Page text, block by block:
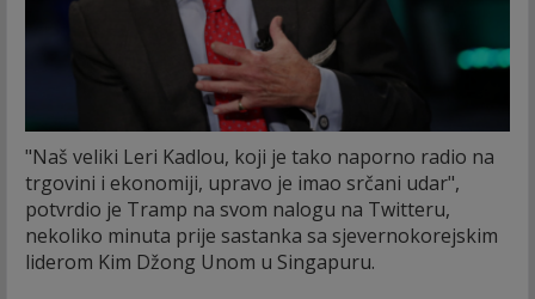
"Naš veliki Leri Kadlou, koji je tako naporno radio na
trgovini i ekonomiji, upravo je imao srčani udar",
potvrdio je Tramp na svom nalogu na Twitteru,
nekoliko minuta prije sastanka sa sjevernokorejskim
liderom Kim Džong Unom u Singapuru.